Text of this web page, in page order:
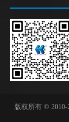
版权所有 ©